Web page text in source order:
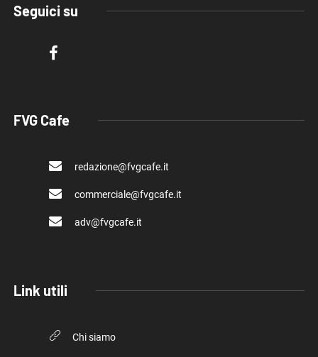
Seguici su
FVG Cafe
redazione@fvgcafe.it
commerciale@fvgcafe.it
adv@fvgcafe.it
Link utili
Chi siamo